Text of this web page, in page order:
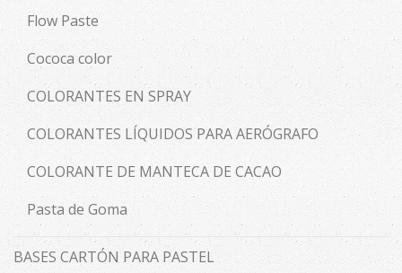
Flow Paste
Cococa color
COLORANTES EN SPRAY
COLORANTES LÍQUIDOS PARA AERÓGRAFO
COLORANTE DE MANTECA DE CACAO
Pasta de Goma
BASES CARTÓN PARA PASTEL